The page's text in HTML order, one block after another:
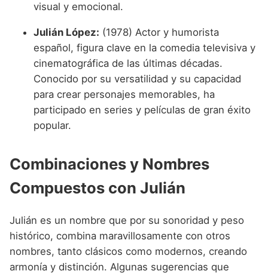
visual y emocional.
Julián López: (1978) Actor y humorista
español, figura clave en la comedia televisiva y
cinematográfica de las últimas décadas.
Conocido por su versatilidad y su capacidad
para crear personajes memorables, ha
participado en series y películas de gran éxito
popular.
Combinaciones y Nombres
Compuestos con Julián
Julián es un nombre que por su sonoridad y peso
histórico, combina maravillosamente con otros
nombres, tanto clásicos como modernos, creando
armonía y distinción. Algunas sugerencias que